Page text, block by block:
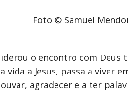
o encontro com Deus
vida a Jesus, passa a viver
agradecer e a ter